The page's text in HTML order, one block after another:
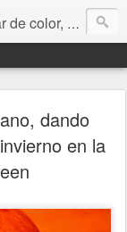
formación. De Historia reciente, de educación y de temas sociales.
dando
en la